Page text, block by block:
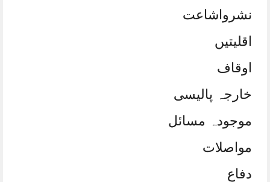
نشرواشاعت
اقلیتیں
اوقاف
خارجہ پالیسی
موجودہ مسائل
مواصلات
دفاع